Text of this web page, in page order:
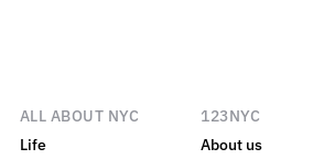
ALL ABOUT NYC
Life
123NYC
About us